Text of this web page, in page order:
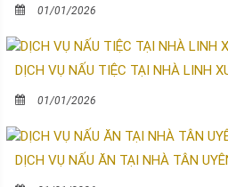
01/01/2026
DỊCH VỤ NẤU TIỆC TẠI NHÀ LINH
01/01/2026
DỊCH VỤ NẤU ĂN TẠI NHÀ TÂN